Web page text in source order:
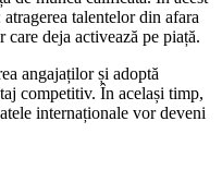
talentelor din afara
deja activează pe piață.
angajaților și adoptă
competitiv. În același timp,
internaționale vor deveni